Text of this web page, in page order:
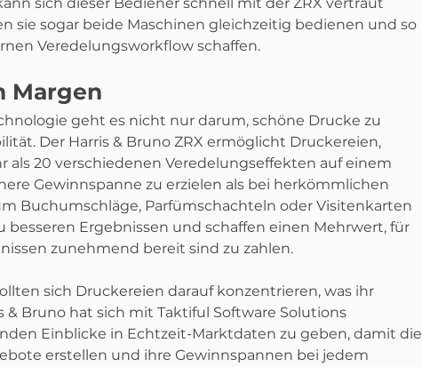
sie sogar beide Maschinen gleichzeitig bedienen und so
Veredelungsworkflow schaffen.
Margen
geht es nicht nur darum, schöne Drucke zu
Der Harris & Bruno ZRX ermöglicht Druckereien,
als 20 verschiedenen Veredelungseffekten auf einem
Gewinnspanne zu erzielen als bei herkömmlichen
Buchumschläge, Parfümschachteln oder Visitenkarten
besseren Ergebnissen und schaffen einen Mehrwert, für
zunehmend bereit sind zu zahlen.
sich Druckereien darauf konzentrieren, was ihr
& Bruno hat sich mit Taktiful Software Solutions
Einblicke in Echtzeit-Marktdaten zu geben, damit die
erstellen und ihre Gewinnspannen bei jedem